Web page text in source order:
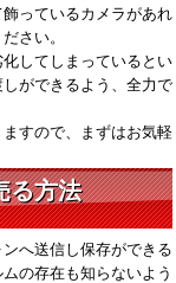
っているカメラがあれ
さい。
してしまっているとい
ができるよう、全力で
すので、まずはお気軽
る方法
へ送信し保存ができる
の存在も知らないよう